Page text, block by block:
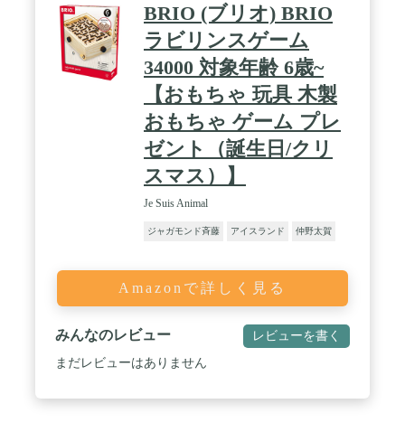
BRIO (ブリオ) BRIO
ラビリンスゲーム
34000 対象年齢 6歳~
【おもちゃ 玩具 木製
おもちゃ ゲーム プレ
ゼント（誕生日/クリ
スマス）】
Je Suis Animal
ジャガモンド斉藤 アイスランド 仲野太賀
Amazonで詳しく見る
みんなのレビュー レビューを書く
まだレビューはありません